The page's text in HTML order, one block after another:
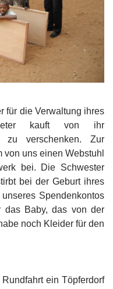
für die Verwaltung ihres
Peter kauft von ihr
zu verschenken. Zur
uns einen Webstuhl
bei. Die Schwester
bei der Geburt ihres
Spendenkontos
das Baby, das von der
noch Kleider für den
ein Töpferdorf